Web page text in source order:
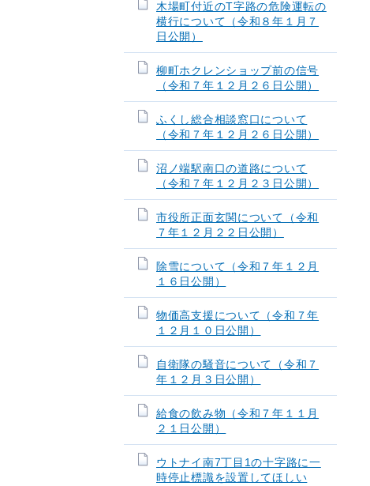
木場町付近のT字路の危険運転の
横行について（令和８年１月７
日公開）
柳町ホクレンショップ前の信号
（令和７年１２月２６日公開）
ふくし総合相談窓口について
（令和７年１２月２６日公開）
沼ノ端駅南口の道路について
（令和７年１２月２３日公開）
市役所正面玄関について（令和
７年１２月２２日公開）
除雪について（令和７年１２月
１６日公開）
物価高支援について（令和７年
１２月１０日公開）
自衛隊の騒音について（令和７
年１２月３日公開）
給食の飲み物（令和７年１１月
２１日公開）
ウトナイ南7丁目1の十字路に一
時停止標識を設置してほしい